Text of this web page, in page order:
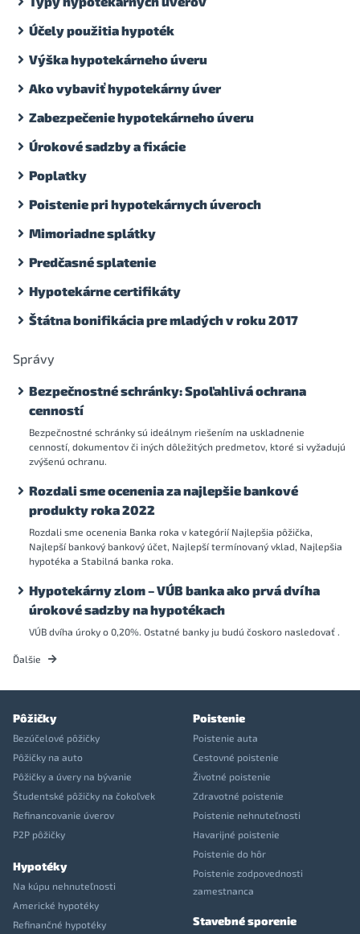
Účely použitia hypoték
Výška hypotekárneho úveru
Ako vybaviť hypotekárny úver
Zabezpečenie hypotekárneho úveru
Úrokové sadzby a fixácie
Poplatky
Poistenie pri hypotekárnych úveroch
Mimoriadne splátky
Predčasné splatenie
Hypotekárne certifikáty
Štátna bonifikácia pre mladých v roku 2017
Správy
Bezpečnostné schránky: Spoľahlivá ochrana
cenností
Bezpečnostné schránky sú ideálnym riešením na uskladnenie
cenností, dokumentov či iných dôležitých predmetov, ktoré si vyžadujú
zvýšenú ochranu.
Rozdali sme ocenenia za najlepšie bankové
produkty roka 2022
Rozdali sme ocenenia Banka roka v kategórií Najlepšia pôžička,
Najlepší bankový bankový účet, Najlepší termínovaný vklad, Najlepšia
hypotéka a Stabilná banka roka.
Hypotekárny zlom – VÚB banka ako prvá dvíha
úrokové sadzby na hypotékach
VÚB dvíha úroky o 0,20%. Ostatné banky ju budú čoskoro nasledovať .
Ďalšie
Pôžičky
Bezúčelové pôžičky
Pôžičky na auto
Pôžičky a úvery na bývanie
Študentské pôžičky na čokoľvek
Refinancovanie úverov
P2P pôžičky
Hypotéky
Na kúpu nehnuteľnosti
Americké hypotéky
Refinančné hypotéky
Poistenie
Poistenie auta
Cestovné poistenie
Životné poistenie
Zdravotné poistenie
Poistenie nehnuteľnosti
Havarijné poistenie
Poistenie do hôr
Poistenie zodpovednosti
zamestnanca
Stavebné sporenie